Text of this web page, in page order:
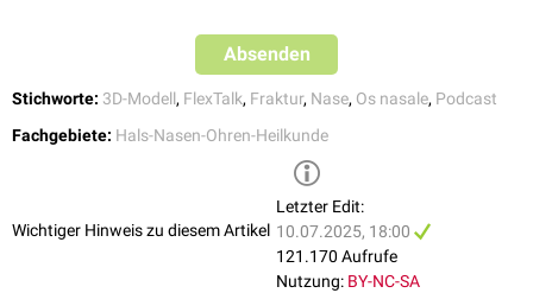
Zur inneren Stützung und zur Vorbeugung von Nachblutungen wird in
eingesetzt. Die äußere Stützung erfolgt
thermoplastischen
metallverstärkten selbstklebenden Verbänden. Falls Patienten trotz
Nasenbeinfraktur nicht auf sportliche Betätigung verzichten wollen,
einen zusätzlichen Schutz.
Absenden
Stichworte: 3D-Modell, FlexTalk, Fraktur, Nase, Os nasale, Podcast
Fachgebiete: Hals-Nasen-Ohren-Heilkunde
Wichtiger Hinweis zu diesem Artikel
Letzter Edit:
10.07.2025, 18:00
121.170 Aufrufe
Nutzung: BY-NC-SA